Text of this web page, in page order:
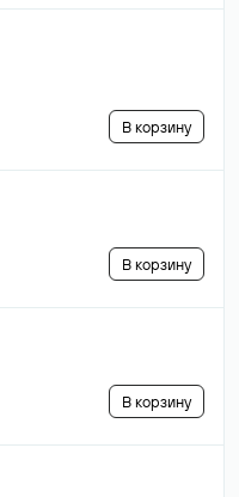
В корзину
В корзину
В корзину